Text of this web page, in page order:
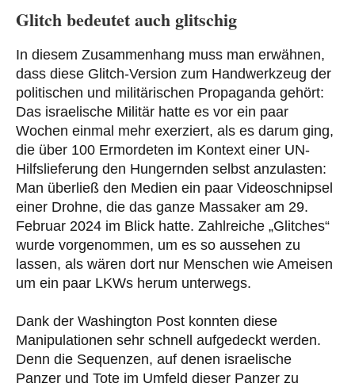
Glitch bedeutet auch glitschig
In diesem Zusammenhang muss man erwähnen,
dass diese Glitch-Version zum Handwerkzeug der
politischen und militärischen Propaganda gehört:
Das israelische Militär hatte es vor ein paar
Wochen einmal mehr exerziert, als es darum ging,
die über 100 Ermordeten im Kontext einer UN-
Hilfslieferung den Hungernden selbst anzulasten:
Man überließ den Medien ein paar Videoschnipsel
einer Drohne, die das ganze Massaker am 29.
Februar 2024 im Blick hatte. Zahlreiche „Glitches“
wurde vorgenommen, um es so aussehen zu
lassen, als wären dort nur Menschen wie Ameisen
um ein paar LKWs herum unterwegs.
Dank der Washington Post konnten diese
Manipulationen sehr schnell aufgedeckt werden.
Denn die Sequenzen, auf denen israelische
Panzer und Tote im Umfeld dieser Panzer zu